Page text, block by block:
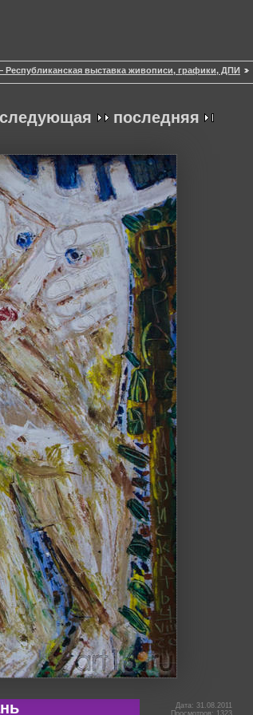
Республиканская выставка живописи, графики, ДПИ
следующая последняя
Дата: 31.08.2011